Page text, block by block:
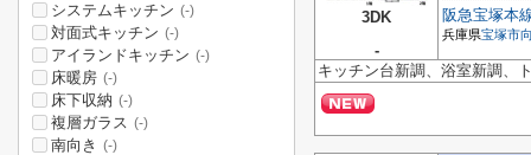
3DK
-
阪急宝塚本
兵庫県宝塚市
キッチン台新調、浴室新調、
システムキッチン (-)
対面式キッチン (-)
アイランドキッチン (-)
床暖房 (-)
床下収納 (-)
複層ガラス (-)
南向き (-)